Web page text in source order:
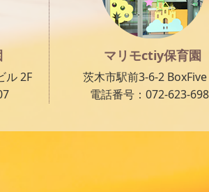
ル 2F
マリモctiy保育園
茨木市駅前3-6-2 BoxFive
電話番号：072-623-